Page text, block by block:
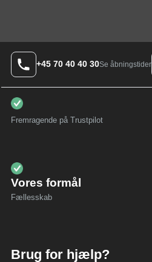
+45 70 40 40 30Se åbningstider
Fremragende på Trustpilot
Vores formål
Fællesskab
Brug for hjælp?